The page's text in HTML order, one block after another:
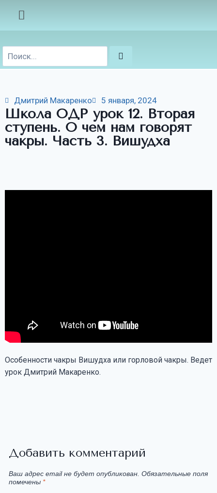
Дмитрий Макаренко 5 января, 2024
Школа ОДР урок 12. Вторая
ступень. О чем нам говорят
чакры. Часть 3. Вишудха
Особенности чакры Вишудха или горловой чакры. Ведет
урок Дмитрий Макаренко.
Добавить комментарий
Ваш адрес email не будет опубликован. Обязательные поля
помечены *